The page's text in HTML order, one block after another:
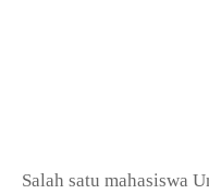
Salah satu mahasiswa